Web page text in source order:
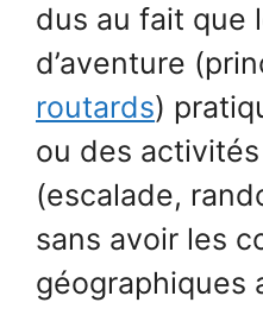
dus au fait que
d’aventure
routards)
ou des
(escalade,
sans avoir les
géographiques